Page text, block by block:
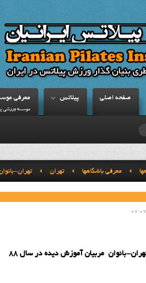
صفحه اصلي پيلاتس معرفي
موسسه ورزشي
معرفي باشگاهها تهران تهران-
بانوان مربيان آموزش ديده در سال 88